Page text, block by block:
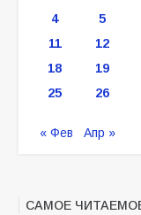
4
5
11
12
18
19
25
26
« Фев Апр »
САМОЕ